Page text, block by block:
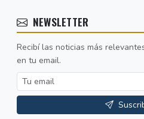
NEWSLETTER
Recibí las noticias más
en tu email.